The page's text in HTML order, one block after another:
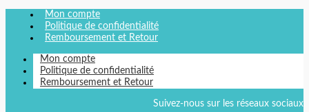
Mon compte
Politique de confidentialité
Remboursement et Retour
Mon compte
Politique de confidentialité
Remboursement et Retour
Suivez-nous sur les réseaux sociaux